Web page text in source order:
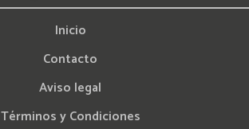
Inicio
Contacto
Aviso legal
Términos y Condiciones